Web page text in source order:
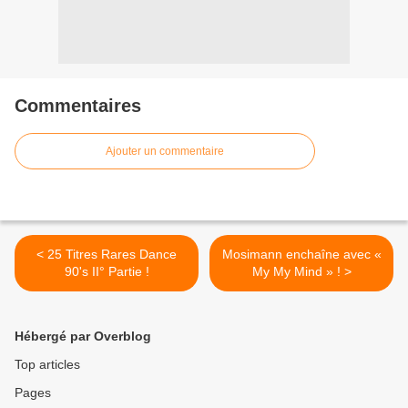
Commentaires
Ajouter un commentaire
< 25 Titres Rares Dance
90's II° Partie !
Mosimann enchaîne avec «
My My Mind » ! >
Hébergé par Overblog
Top articles
Pages